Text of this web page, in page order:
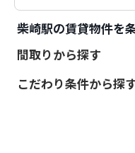
柴崎駅の賃貸物件を
間取りから探す
こだわり条件から探